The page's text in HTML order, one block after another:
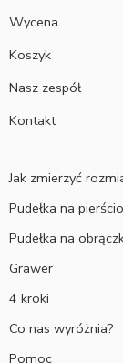
Wycena
Koszyk
Nasz zespół
Kontakt
Jak zmierzyć
Pudełka na
Pudełka na
Grawer
4 kroki
Co nas wyróżnia?
Pomoc